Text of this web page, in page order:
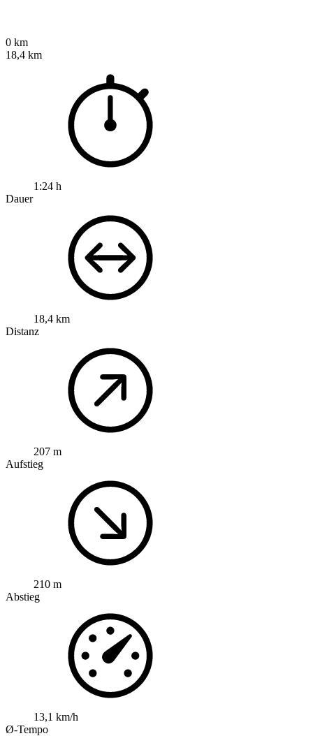
0 km
18,4 km
1:24 h
Dauer
18,4 km
Distanz
207 m
Aufstieg
210 m
Abstieg
13,1 km/h
Ø-Tempo